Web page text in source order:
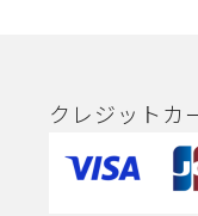
クレジットカ